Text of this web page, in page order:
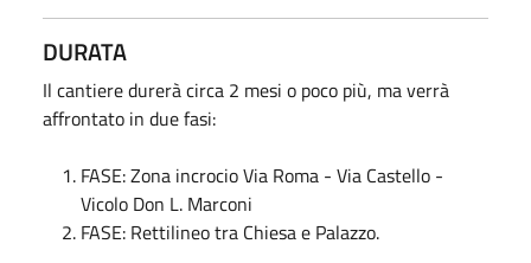
DURATA
Il cantiere durerà circa 2 mesi o poco più, ma verrà
affrontato in due fasi:
FASE: Zona incrocio Via Roma - Via Castello -
Vicolo Don L. Marconi
FASE: Rettilineo tra Chiesa e Palazzo.